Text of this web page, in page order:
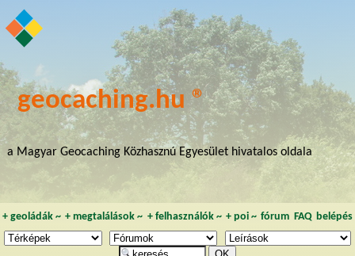
geocaching.hu ®
a Magyar Geocaching Közhasznú Egyesület hivatalos oldala
+ geoládák~ +megtalálások ~ + felhasználók~ + poi~ fórum FAQ belépés